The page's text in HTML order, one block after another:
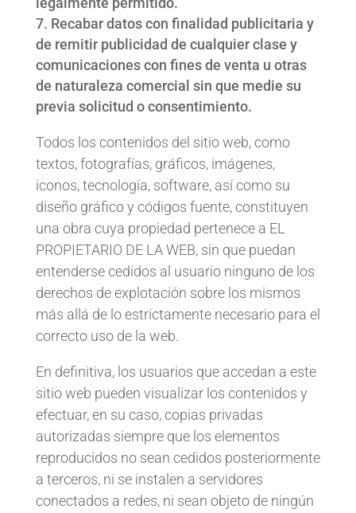
Recabar datos con finalidad publicitaria y
de remitir publicidad de cualquier clase y
comunicaciones con fines de venta u otras
de naturaleza comercial sin que medie su
previa solicitud o consentimiento.
Todos los contenidos del sitio web, como
textos, fotografías, gráficos, imágenes,
iconos, tecnología, software, así como su
diseño gráfico y códigos fuente, constituyen
una obra cuya propiedad pertenece a EL
PROPIETARIO DE LA WEB, sin que puedan
entenderse cedidos al usuario ninguno de los
derechos de explotación sobre los mismos
más allá de lo estrictamente necesario para el
correcto uso de la web.
En definitiva, los usuarios que accedan a este
sitio web pueden visualizar los contenidos y
efectuar, en su caso, copias privadas
autorizadas siempre que los elementos
reproducidos no sean cedidos posteriormente
a terceros, ni se instalen a servidores
conectados a redes, ni sean objeto de ningún